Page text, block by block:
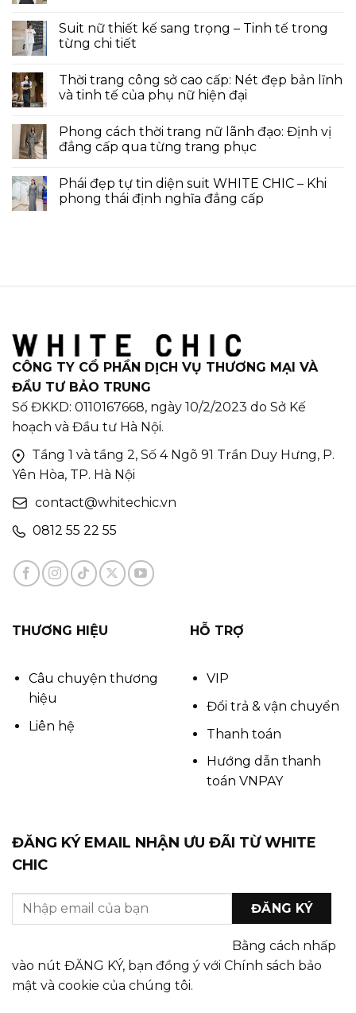
Suit nữ thiết kế sang trọng – Tinh tế trong
từng chi tiết
Thời trang công sở cao cấp: Nét đẹp bản lĩnh
và tinh tế của phụ nữ hiện đại
Phong cách thời trang nữ lãnh đạo: Định vị
đẳng cấp qua từng trang phục
Phái đẹp tự tin diện suit WHITE CHIC – Khi
phong thái định nghĩa đẳng cấp
CÔNG TY CỔ PHẦN DỊCH VỤ THƯƠNG MẠI VÀ
ĐẦU TƯ BẢO TRUNG
Số ĐKKD: 0110167668, ngày 10/2/2023 do Sở Kế
hoạch và Đầu tư Hà Nội.
Tầng 1 và tầng 2, Số 4 Ngõ 91 Trần Duy Hưng, P.
Yên Hòa, TP. Hà Nội
contact@whitechic.vn
0812 55 22 55
THƯƠNG HIỆU
Câu chuyện thương
hiệu
Liên hệ
HỖ TRỢ
VIP
Đổi trả & vận chuyển
Thanh toán
Hướng dẫn thanh
toán VNPAY
ĐĂNG KÝ EMAIL NHẬN ƯU ĐÃI TỪ WHITE
CHIC
Bằng cách nhấp
vào nút ĐĂNG KÝ, bạn đồng ý với Chính sách bảo
mật và cookie của chúng tôi.